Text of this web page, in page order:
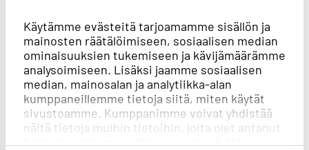
Käytämme evästeitä tarjoamamme sisällön ja
mainosten räätälöimiseen, sosiaalisen median
ominaisuuksien tukemiseen ja kävijämäärämme
analysoimiseen. Lisäksi jaamme sosiaalisen
median, mainosalan ja analytiikka-alan
kumppaneillemme tietoja siitä, miten käytät
sivustoamme. Kumppanimme voivat yhdistää
näitä tietoja muihin tietoihin, joita olet antanut
heille tai joita on kerätty, kun olet käyttänyt
Löysin osittain
En lainkaan